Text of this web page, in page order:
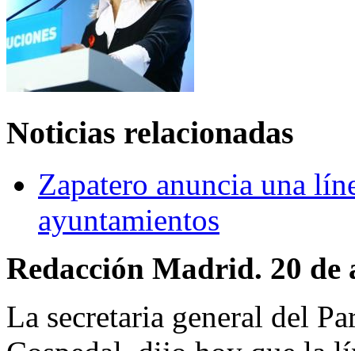
Noticias relacionadas
Zapatero anuncia una
ayuntamientos
Redacción Madrid. 20 de
La secretaria general del